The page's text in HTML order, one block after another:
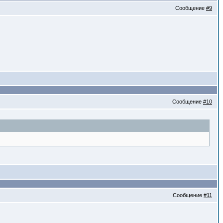
Сообщение #9
Сообщение #10
Сообщение #11